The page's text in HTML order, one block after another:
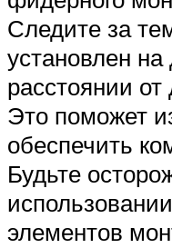
Следите за
установлен на
расстоянии от
Это поможет
обеспечить
Будьте
элементов